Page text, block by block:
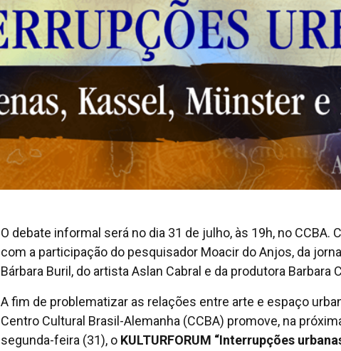
O debate informal será no dia 31 de julho, às 19h, no CCBA.
com a participação do pesquisador Moacir do Anjos, da
Bárbara Buril, do artista Aslan Cabral e da produtora Barbara
A fim de problematizar as relações entre arte e espaço
Centro Cultural Brasil-Alemanha (CCBA) promove, na
segunda-feira (31), o KULTURFORUM “Interrupções